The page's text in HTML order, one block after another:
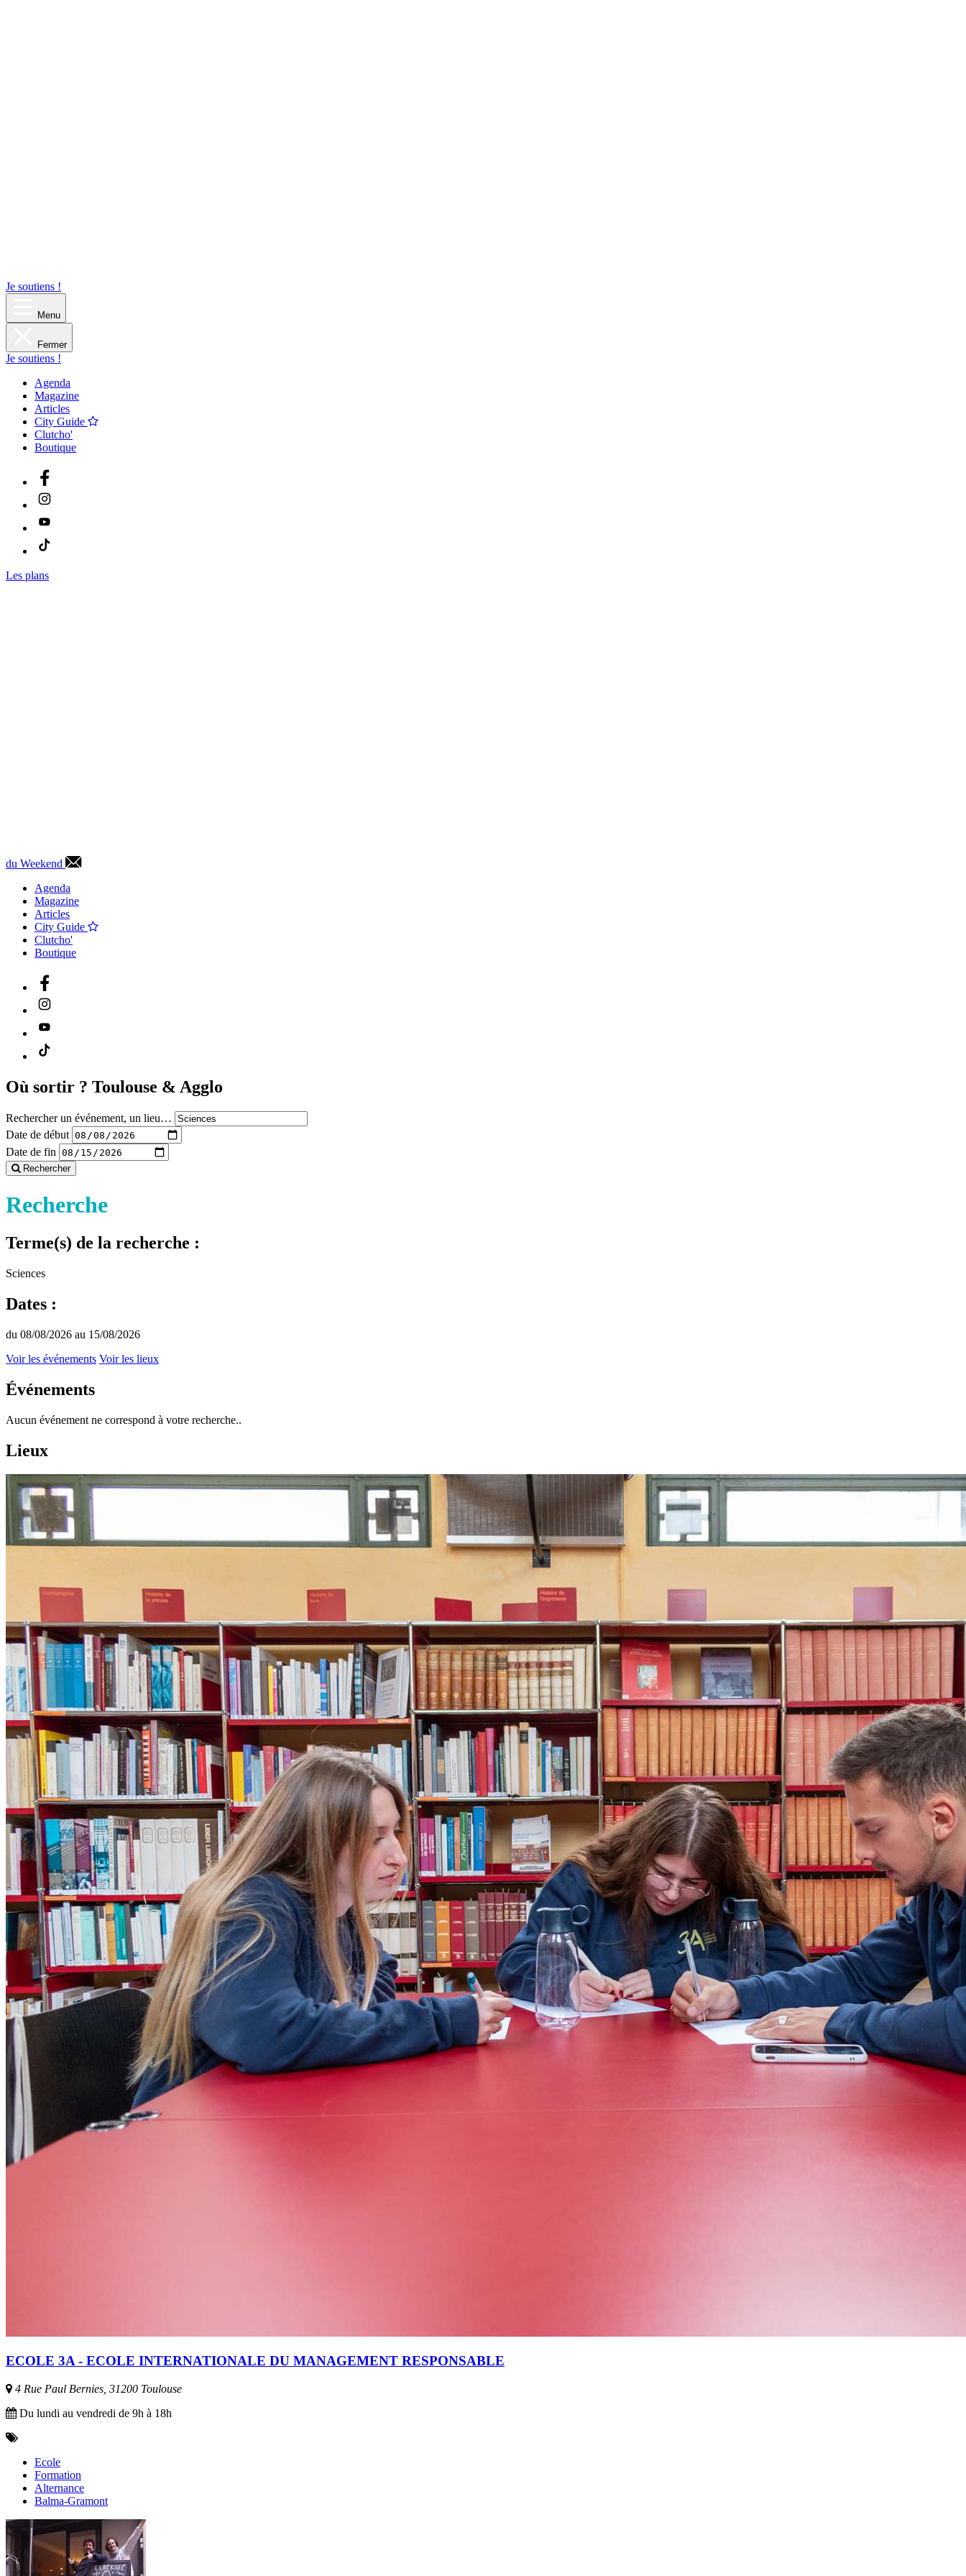
Je soutiens !
Menu
Fermer
Je soutiens !
Agenda
Magazine
Articles
City Guide
Clutcho'
Boutique
Les plans
du Weekend
Agenda
Magazine
Articles
City Guide
Clutcho'
Boutique
Où sortir ? Toulouse & Agglo
Rechercher un événement, un lieu…
Date de début
Date de fin
Rechercher
Recherche
Terme(s) de la recherche :
Sciences
Dates :
du 08/08/2026 au 15/08/2026
Voir les événements Voir les lieux
Événements
Aucun événement ne correspond à votre recherche..
Lieux
ECOLE 3A - ECOLE INTERNATIONALE DU MANAGEMENT RESPONSABLE
4 Rue Paul Bernies, 31200 Toulouse
Du lundi au vendredi de 9h à 18h
Ecole
Formation
Alternance
Balma-Gramont